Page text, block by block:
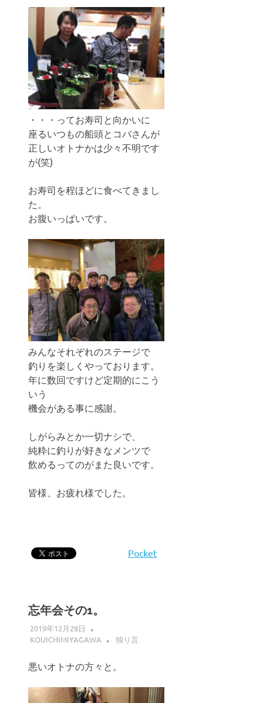
・・・ってお寿司と向かいに
座るいつもの船頭とコバさんが
正しいオトナかは少々不明です
が(笑)
お寿司を程ほどに食べてきまし
た。
お腹いっぱいです。
みんなそれぞれのステージで
釣りを楽しくやっております。
年に数回ですけど定期的にこう
いう
機会がある事に感謝。
しがらみとか一切ナシで、
純粋に釣りが好きなメンツで
飲めるってのがまた良いです。
皆様、お疲れ様でした。
Pocket
忘年会その1。
2019年12月28日
KOUICHIMIYAGAWA
独り言
悪いオトナの方々と。